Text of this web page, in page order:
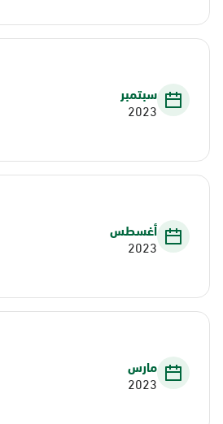
سبتمبر
2023
أغسطس
2023
مارس
2023